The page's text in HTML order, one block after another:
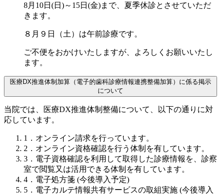
8月10日(日)～15日(金)まで、夏季休診とさせていただ
きます。
８月９日（土）は午前診療です。
ご不便をおかけいたしますが、よろしくお願いいたし
ます。
医療DX推進体制加算（電子的歯科診療情報連携整備加算）に係る掲示
について
当院では、医療DX推進体制整備について、以下の通りに対
応しています。
1．オンライン請求を行っています。
2．オンライン資格確認を行う体制を有しています。
3．電子資格確認を利用して取得した診療情報を、診察
室で閲覧又は活用できる体制を有しています。
4．電子処方箋 (今後導入予定)
5．電子カルテ情報共有サービスの取組実施 (今後導入